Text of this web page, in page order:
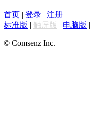
首页 | 登录 | 注册
标准版 | 触屏版 | 电脑版 |
© Comsenz Inc.